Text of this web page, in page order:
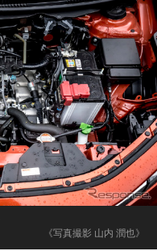
《写真撮影 山内 潤也》